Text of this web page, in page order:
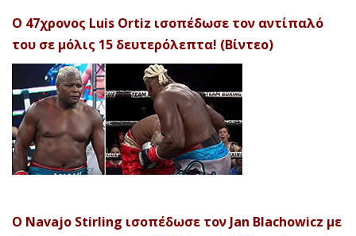
Ο 47χρονος Luis Ortiz ισοπέδωσε τον αντίπαλό
του σε μόλις 15 δευτερόλεπτα! (Βίντεο)
Ο Navajo Stirling ισοπέδωσε τον Jan Blachowicz με